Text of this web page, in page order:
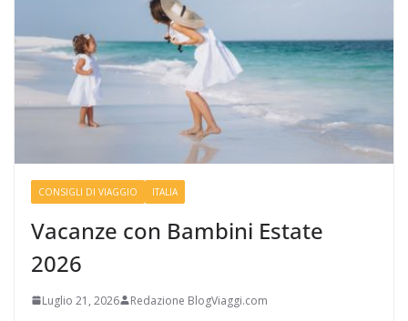
CONSIGLI DI VIAGGIO ITALIA
Vacanze con Bambini Estate
2026
Luglio 21, 2026 Redazione BlogViaggi.com